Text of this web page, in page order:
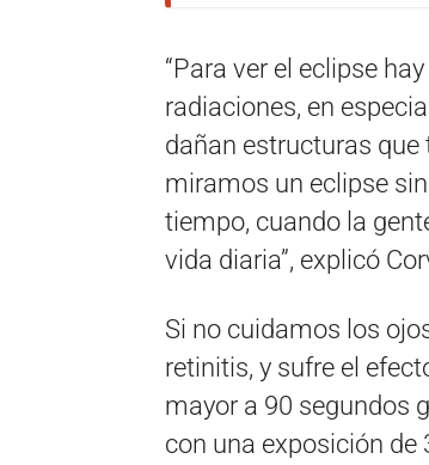
“Para ver el eclipse
radiaciones, en
dañan estructuras
miramos un eclipse
tiempo, cuando la
vida diaria”, explicó
Si no cuidamos los
retinitis, y sufre el
mayor a 90 segundos
con una exposición de